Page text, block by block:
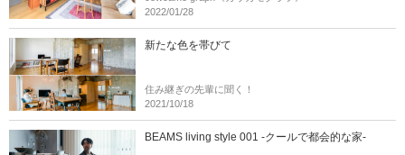
2022/01/28
新たな色を帯びて
住み継ぎの先輩に聞く！
2021/10/18
BEAMS living style 001 -クールで都会的な家-